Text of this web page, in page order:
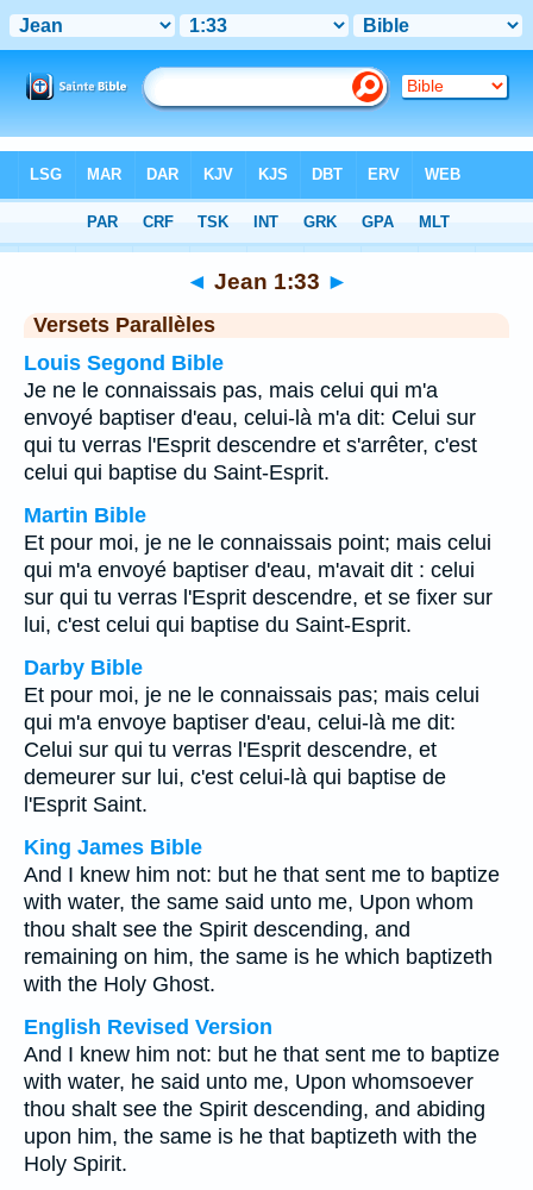
Chapitre 1> Verset 33
◄ Jean 1:33 ►
Versets Parallèles
Louis Segond Bible
Je ne le connaissais pas, mais celui qui m'a
envoyé baptiser d'eau, celui-là m'a dit: Celui sur
qui tu verras l'Esprit descendre et s'arrêter, c'est
celui qui baptise du Saint-Esprit.
Martin Bible
Et pour moi, je ne le connaissais point; mais celui
qui m'a envoyé baptiser d'eau, m'avait dit : celui
sur qui tu verras l'Esprit descendre, et se fixer sur
lui, c'est celui qui baptise du Saint-Esprit.
Darby Bible
Et pour moi, je ne le connaissais pas; mais celui
qui m'a envoye baptiser d'eau, celui-là me dit:
Celui sur qui tu verras l'Esprit descendre, et
demeurer sur lui, c'est celui-là qui baptise de
l'Esprit Saint.
King James Bible
And I knew him not: but he that sent me to baptize
with water, the same said unto me, Upon whom
thou shalt see the Spirit descending, and
remaining on him, the same is he which baptizeth
with the Holy Ghost.
English Revised Version
And I knew him not: but he that sent me to baptize
with water, he said unto me, Upon whomsoever
thou shalt see the Spirit descending, and abiding
upon him, the same is he that baptizeth with the
Holy Spirit.